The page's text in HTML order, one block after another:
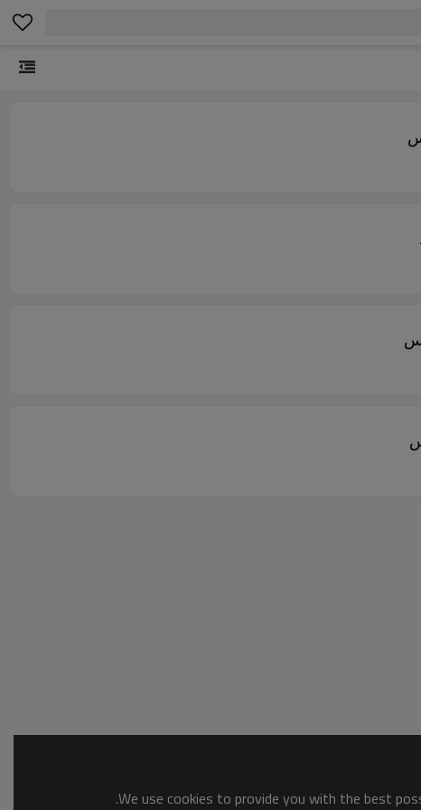
We use cookies to provide you with the best